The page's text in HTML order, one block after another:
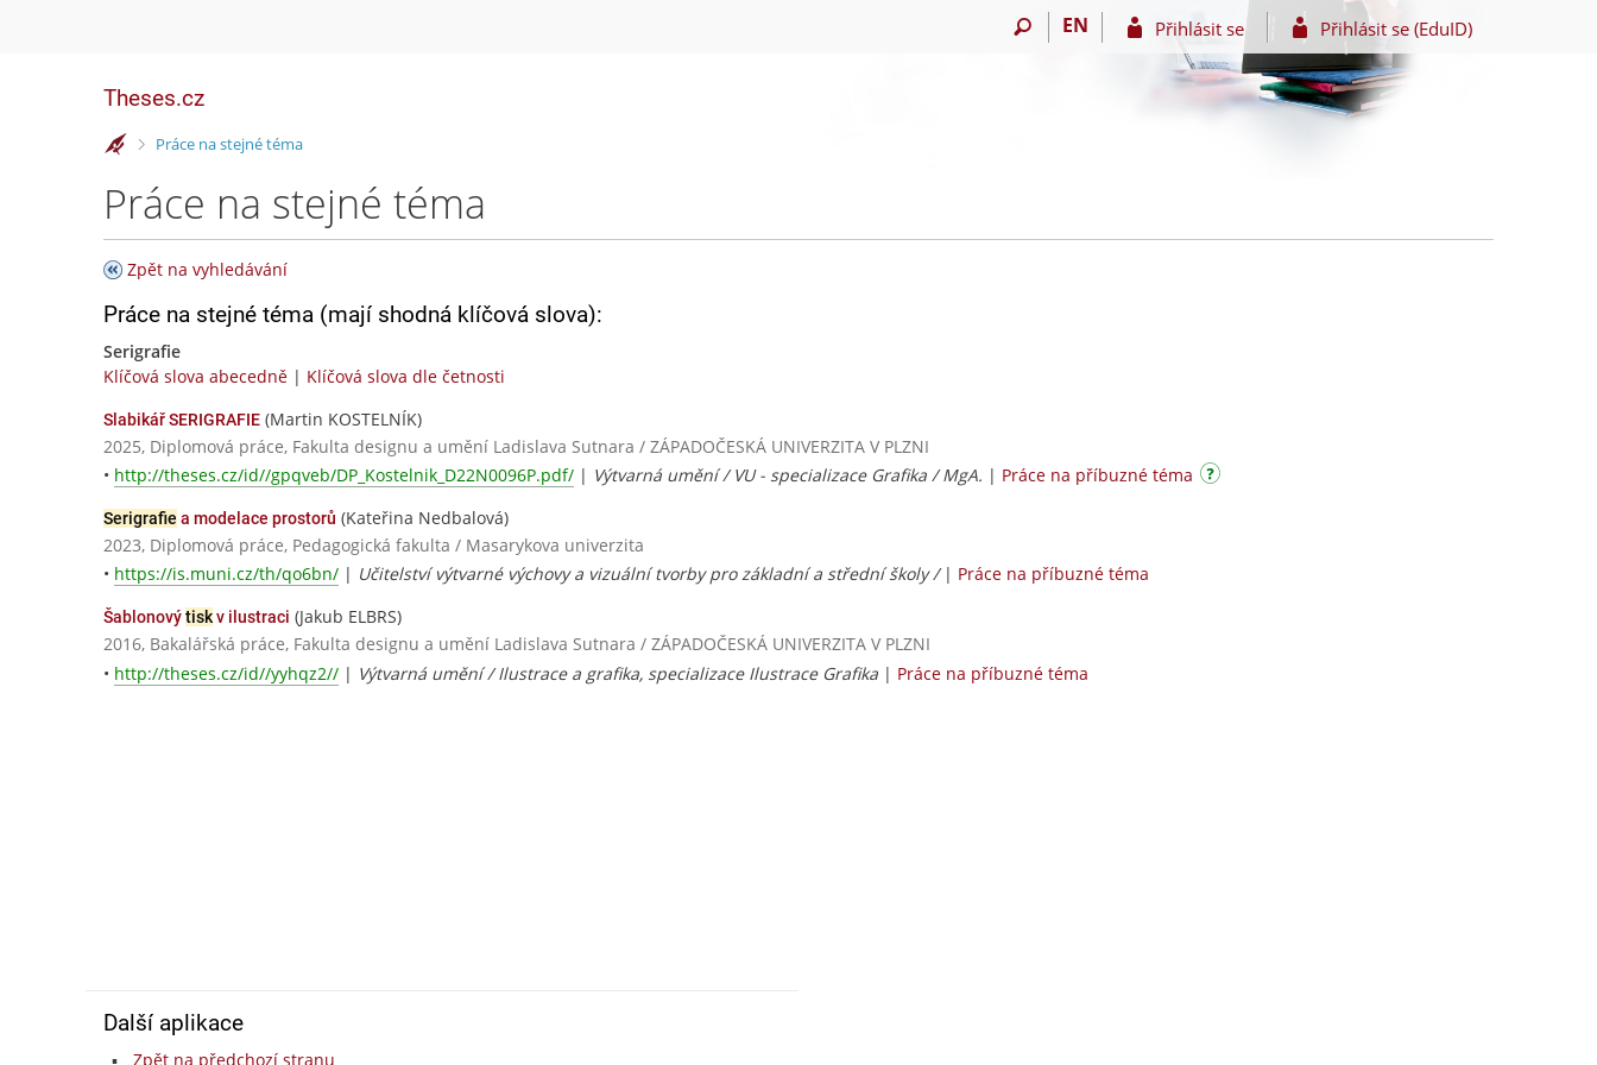
EN Přihlásit se Přihlásit se (EduID)
Theses.cz
>Práce na stejné téma
Práce na stejné téma
Zpět na vyhledávání
Práce na stejné téma (mají shodná klíčová slova):
Serigrafie
Klíčová slova abecedně | Klíčová slova dle četnosti
Slabikář SERIGRAFIE (Martin KOSTELNÍK)
2025, Diplomová práce, Fakulta designu a umění Ladislava Sutnara / ZÁPADOČESKÁ UNIVERZITA V PLZNI
• http://theses.cz/id//gpqveb/DP_Kostelnik_D22N0096P.pdf/ | Výtvarná umění / VU - specializace Grafika / MgA. | Práce na příbuzné téma
Serigrafie a modelace prostorů (Kateřina Nedbalová)
2023, Diplomová práce, Pedagogická fakulta / Masarykova univerzita
• https://is.muni.cz/th/qo6bn/ | Učitelství výtvarné výchovy a vizuální tvorby pro základní a střední školy / | Práce na příbuzné téma
Šablonovýtiskv ilustraci (Jakub ELBRS)
2016, Bakalářská práce, Fakulta designu a umění Ladislava Sutnara / ZÁPADOČESKÁ UNIVERZITA V PLZNI
• http://theses.cz/id//yyhqz2// | Výtvarná umění / Ilustrace a grafika, specializace Ilustrace Grafika | Práce na příbuzné téma
Další aplikace
Zpět na předchozí stranu